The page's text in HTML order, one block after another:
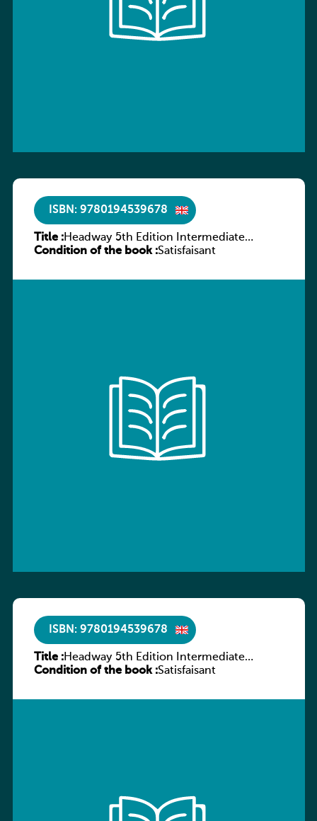
ISBN: 9780194539678
Title :Headway 5th Edition Intermediate
Workbook without key
Condition of the book :Satisfaisant
ISBN: 9780194539678
Title :Headway 5th Edition Intermediate
Workbook without key
Condition of the book :Satisfaisant